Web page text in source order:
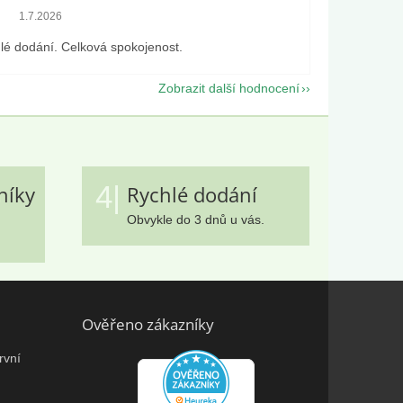
Hodnocení obchodu je 5 z 5 hvězdiček.
1.7.2026
dodání. Celková spokojenost.
Zobrazit další hodnocení
4| Rychlé dodání
Obvykle do 3 dnů u vás.
Ověřeno zákazníky